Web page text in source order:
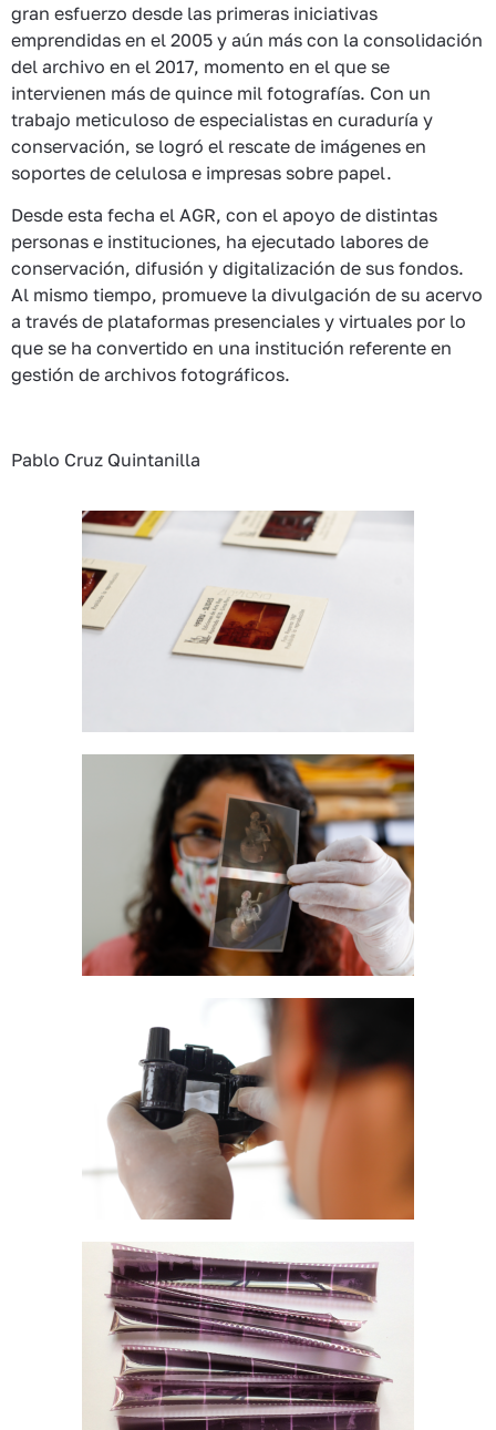
gran esfuerzo desde las primeras iniciativas
emprendidas en el 2005 y aún más con la consolidación
del archivo en el 2017, momento en el que se
intervienen más de quince mil fotografías. Con un
trabajo meticuloso de especialistas en curaduría y
conservación, se logró el rescate de imágenes en
soportes de celulosa e impresas sobre papel.
Desde esta fecha el AGR, con el apoyo de distintas
personas e instituciones, ha ejecutado labores de
conservación, difusión y digitalización de sus fondos.
Al mismo tiempo, promueve la divulgación de su acervo
a través de plataformas presenciales y virtuales por lo
que se ha convertido en una institución referente en
gestión de archivos fotográficos.
Pablo Cruz Quintanilla